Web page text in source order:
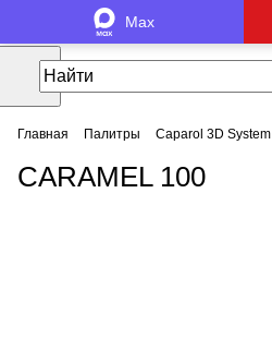
Главная Палитры Caparol 3D System
CARAMEL 100
Max